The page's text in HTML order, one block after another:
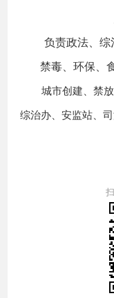
负责政法、综
禁毒、环保、
城市创建、 禁
综治办、安监站、